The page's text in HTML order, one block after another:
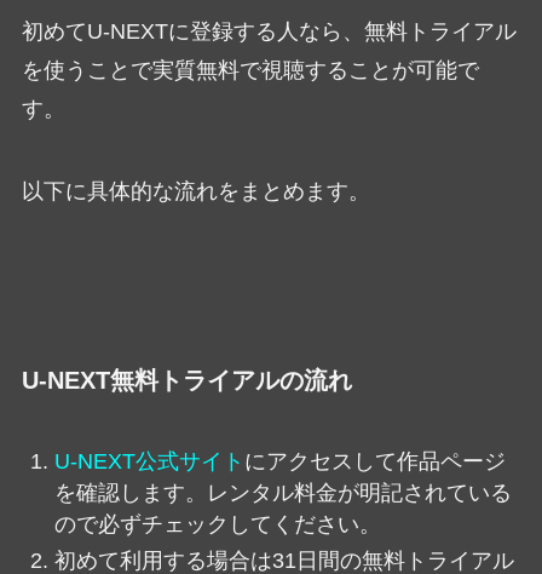
初めてU-NEXTに登録する人なら、無料トライアル
を使うことで実質無料で視聴することが可能で
す。
以下に具体的な流れをまとめます。
U-NEXT無料トライアルの流れ
U-NEXT公式サイト にアクセスして作品ページ
を確認します。レンタル料金が明記されている
ので必ずチェックしてください。
初めて利用する場合は31日間の無料トライアル